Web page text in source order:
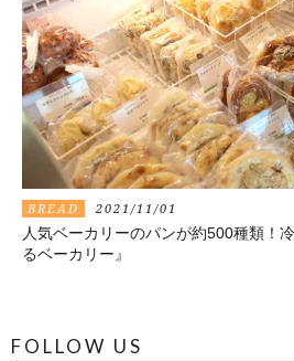
BREAD 2021/11/01
人気ベーカリーのパンが約500種類！
るベーカリー』
FOLLOW US